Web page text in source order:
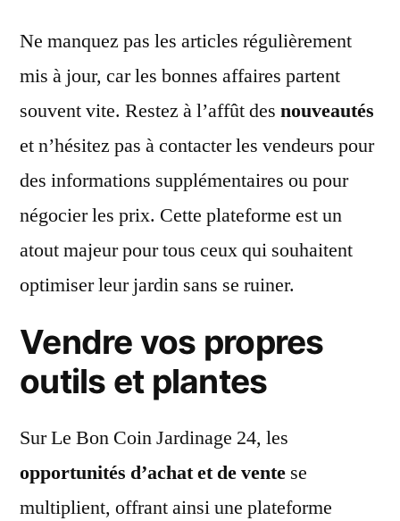
Ne manquez pas les articles régulièrement
mis à jour, car les bonnes affaires partent
souvent vite. Restez à l’affût des nouveautés
et n’hésitez pas à contacter les vendeurs pour
des informations supplémentaires ou pour
négocier les prix. Cette plateforme est un
atout majeur pour tous ceux qui souhaitent
optimiser leur jardin sans se ruiner.
Vendre vos propres
outils et plantes
Sur Le Bon Coin Jardinage 24, les
opportunités d’achat et de vente se
multiplient, offrant ainsi une plateforme